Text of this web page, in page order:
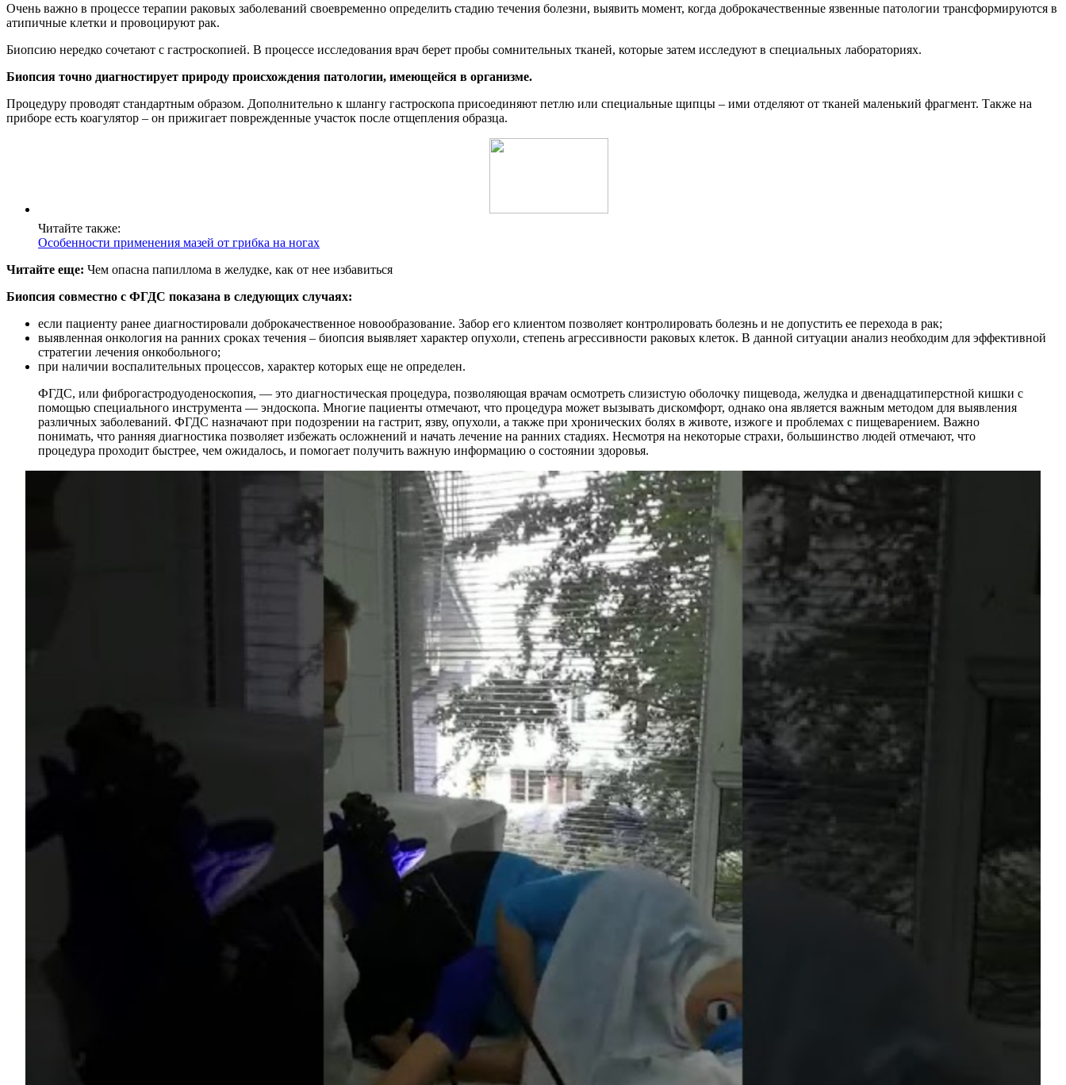
Очень важно в процессе терапии раковых заболеваний своевременно определить стадию течения болезни, выявить момент, когда доброкачественные язвенные патологии трансформируются в
атипичные клетки и провоцируют рак.
Биопсию нередко сочетают с гастроскопией. В процессе исследования врач берет пробы сомнительных тканей, которые затем исследуют в специальных лабораториях.
Биопсия точно диагностирует природу происхождения патологии, имеющейся в организме.
Процедуру проводят стандартным образом. Дополнительно к шлангу гастроскопа присоединяют петлю или специальные щипцы – ими отделяют от тканей маленький фрагмент. Также на
приборе есть коагулятор – он прижигает поврежденные участок после отщепления образца.
Читайте также:
Особенности применения мазей от грибка на ногах
Читайте еще: Чем опасна папиллома в желудке, как от нее избавиться
Биопсия совместно с ФГДС показана в следующих случаях:
если пациенту ранее диагностировали доброкачественное новообразование. Забор его клиентом позволяет контролировать болезнь и не допустить ее перехода в рак;
выявленная онкология на ранних сроках течения – биопсия выявляет характер опухоли, степень агрессивности раковых клеток. В данной ситуации анализ необходим для эффективной
стратегии лечения онкобольного;
при наличии воспалительных процессов, характер которых еще не определен.
ФГДС, или фиброгастродуоденоскопия, — это диагностическая процедура, позволяющая врачам осмотреть слизистую оболочку пищевода, желудка и двенадцатиперстной кишки с
помощью специального инструмента — эндоскопа. Многие пациенты отмечают, что процедура может вызывать дискомфорт, однако она является важным методом для выявления
различных заболеваний. ФГДС назначают при подозрении на гастрит, язву, опухоли, а также при хронических болях в животе, изжоге и проблемах с пищеварением. Важно
понимать, что ранняя диагностика позволяет избежать осложнений и начать лечение на ранних стадиях. Несмотря на некоторые страхи, большинство людей отмечают, что
процедура проходит быстрее, чем ожидалось, и помогает получить важную информацию о состоянии здоровья.